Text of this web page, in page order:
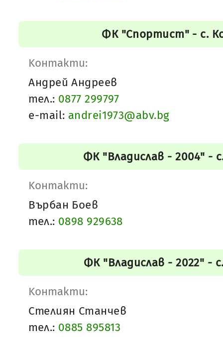
ФК "Спортист" - с.
Kонтакти:
Андрей Андреев
тел.: 0877 299797
e-mail: andrei1973@abv.bg
ФК "Владислав - 2004" -
Kонтакти:
Върбан Боев
тел.: 0898 929638
ФК "Владислав - 2022" -
Kонтакти:
Стелиян Станчев
тел.: 0885 895813